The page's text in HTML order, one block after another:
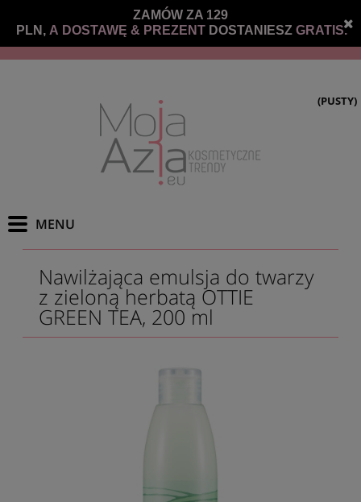
ZAMÓW ZA 129
PLN, A DOSTAWĘ & PREZENT DOSTANIESZ GRATIS.
(PUSTY)
Nawilżająca emulsja do twarzy
z zieloną herbatą OTTIE
GREEN TEA, 200 ml